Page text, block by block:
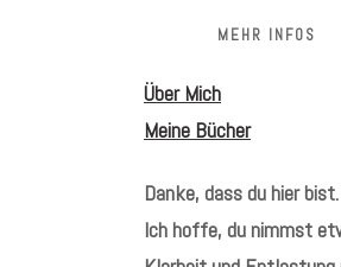
MEHR INFOS
Über Mich
Meine Bücher
Danke, dass du hier bist.
Ich hoffe, du nimmst